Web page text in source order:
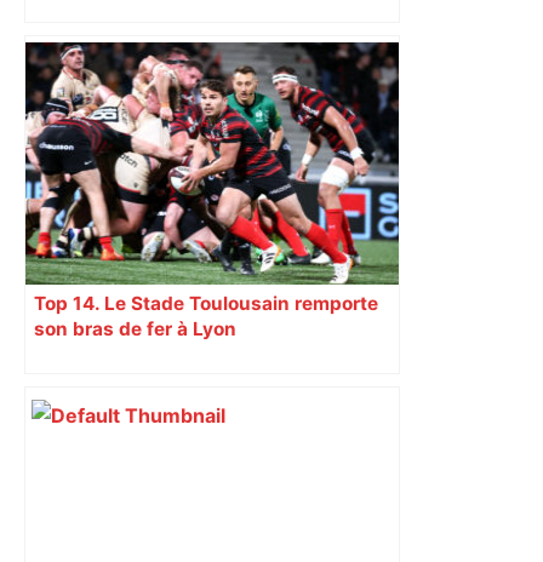
Top 14. Le Stade Toulousain remporte
son bras de fer à Lyon